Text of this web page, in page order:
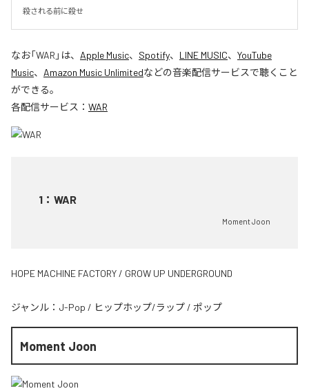
殺される前に殺せ
なお「WAR 」は、 Apple Music、 Spotify、 LINE MUSIC、 YouTube
Music、 Amazon Music Unlimitedなどの音楽配信サービスで聴くこと
ができる。
各配信サービス： WAR
1 ： WAR
Moment Joon
HOPE MACHINE FACTORY / GROW UP UNDERGROUND
ジャンル： J-Pop / ヒップホップ/ラップ / ポップ
Moment Joon